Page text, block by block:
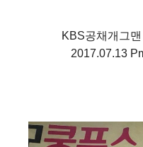
KBS공채개그
2017.07.13